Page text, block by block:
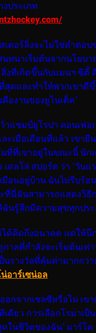
งประเภท
เตอร์ลิ่งจะไม่ใช่คำตอบ
ทนาเริ่มต้นจากนโยบา
งที่เกิดขึ้นกับแมนฯ ซิตี้
สุดและทำให้พวกเขาดี
องานของยูไนเต็ด”
าแชมป์ยูโรปา คอนเฟอ
ะเมื่อเดือนที่แล้ว เขายื
ที่ที่เขาอยู่ในขณะนี้ นักเ
เดลโล่ สปอร์ต ว่า “วัน
มือนอยู่บ้าน ฉันไม่รีบร้อ
ที่นี่ฉันสามารถแสดงวิธี
นรู้สึกมีความสุขทุกประ
ได้คิดถึงอนาคต แต่ให้นึ
าลที่กำลังจะเริ่มต้นเท่า
นรางวัลที่คุ้มค่ามากกว่
อาร์เซน่อล
อกจากเชลซีหรือไม่ เขา
เดียว การเลือกโรม่าเป็
ในชีวิตของฉัน” มาร์โค